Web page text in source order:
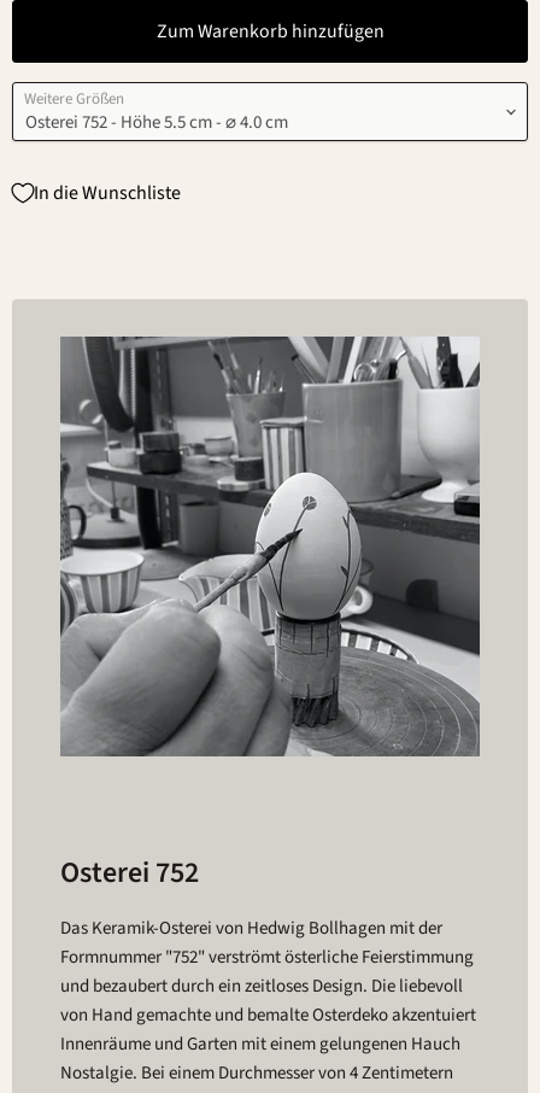
Zum Warenkorb hinzufügen
Weitere Größen
In die Wunschliste
Osterei 752
Das Keramik-Osterei von Hedwig Bollhagen mit der
Formnummer "752" verströmt österliche Feierstimmung
und bezaubert durch ein zeitloses Design. Die liebevoll
von Hand gemachte und bemalte Osterdeko akzentuiert
Innenräume und Garten mit einem gelungenen Hauch
Nostalgie. Bei einem Durchmesser von 4 Zentimetern